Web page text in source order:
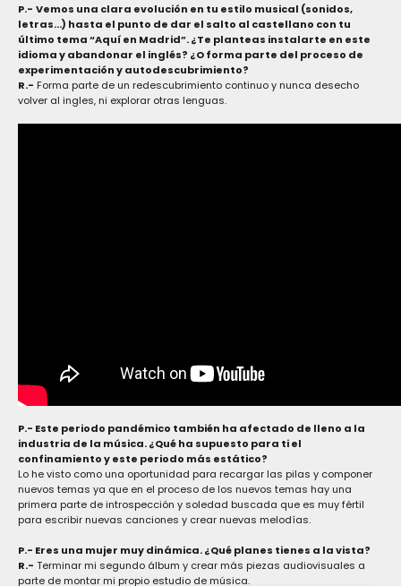
P.- Vemos una clara evolución en tu estilo musical (sonidos,
letras…) hasta el punto de dar el salto al castellano con tu
último tema “Aquí en Madrid”. ¿Te planteas instalarte en este
idioma y abandonar el inglés? ¿O forma parte del proceso de
experimentación y autodescubrimiento?
R.- Forma parte de un redescubrimiento continuo y nunca desecho
volver al ingles, ni explorar otras lenguas.
P.- Este periodo pandémico también ha afectado de lleno a la
industria de la música. ¿Qué ha supuesto para ti el
confinamiento y este periodo más estático?
Lo he visto como una oportunidad para recargar las pilas y componer
nuevos temas ya que en el proceso de los nuevos temas hay una
primera parte de introspección y soledad buscada que es muy fértil
para escribir nuevas canciones y crear nuevas melodías.
P.- Eres una mujer muy dinámica. ¿Qué planes tienes a la vista?
R.- Terminar mi segundo álbum y crear más piezas audiovisuales a
parte de montar mi propio estudio de música.